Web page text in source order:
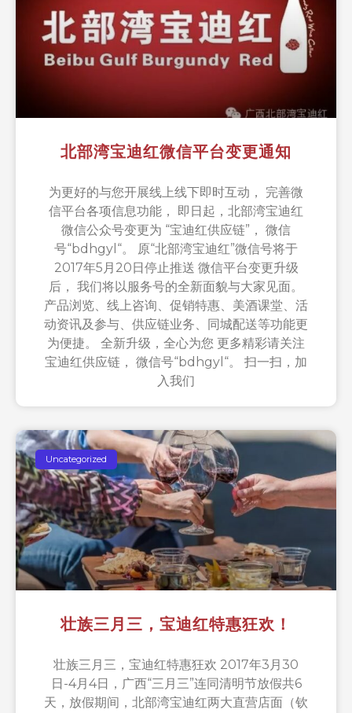
北部湾宝迪红微信平台变更通知
为更好的与您开展线上线下即时互动， 完善微
信平台各项信息功能， 即日起，北部湾宝迪红
微信公众号变更为 “宝迪红供应链”， 微信
号“bdhgyl“。 原“北部湾宝迪红”微信号将于
2017年5月20日停止推送 微信平台变更升级
后， 我们将以服务号的全新面貌与大家见面。
产品浏览、线上咨询、促销特惠、美酒课堂、活
动资讯及参与、供应链业务、同城配送等功能更
为便捷。 全新升级，全心为您 更多精彩请关注
宝迪红供应链， 微信号“bdhgyl“。 扫一扫，加
入我们
Uncategorized
壮族三月三，宝迪红特惠狂欢！
壮族三月三，宝迪红特惠狂欢 2017年3月30
日-4月4日，广西“三月三”连同清明节放假共6
天，放假期间，北部湾宝迪红两大直营店面（钦